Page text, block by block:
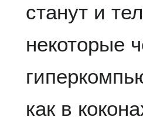
станут и
некоторые
как в